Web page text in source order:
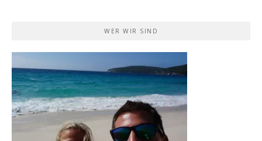
WER WIR SIND